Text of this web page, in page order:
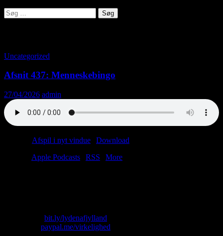
Søg
efter:
Uncategorized
Afsnit 437: Menneskebingo
27/04/2026 admin
Afspil i nyt vindue Download
Apple Podcasts RSS
More
bit.ly/lydenafjylland
paypal.me/virkelighed